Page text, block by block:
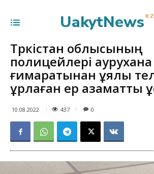
UakytNews KZ
Түркістан облысының
полицейлері аурухана
ғимаратынан ұялы
ұрлаған ер азаматты
10.08.2022 437 0